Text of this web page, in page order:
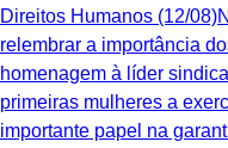
Direitos Humanos (12/
relembrar a importância
homenagem à líder
primeiras mulheres a
importante papel na